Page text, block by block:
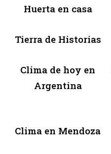
Huerta en casa
Tierra de Historias
Clima de hoy en
Argentina
Clima en Mendoza